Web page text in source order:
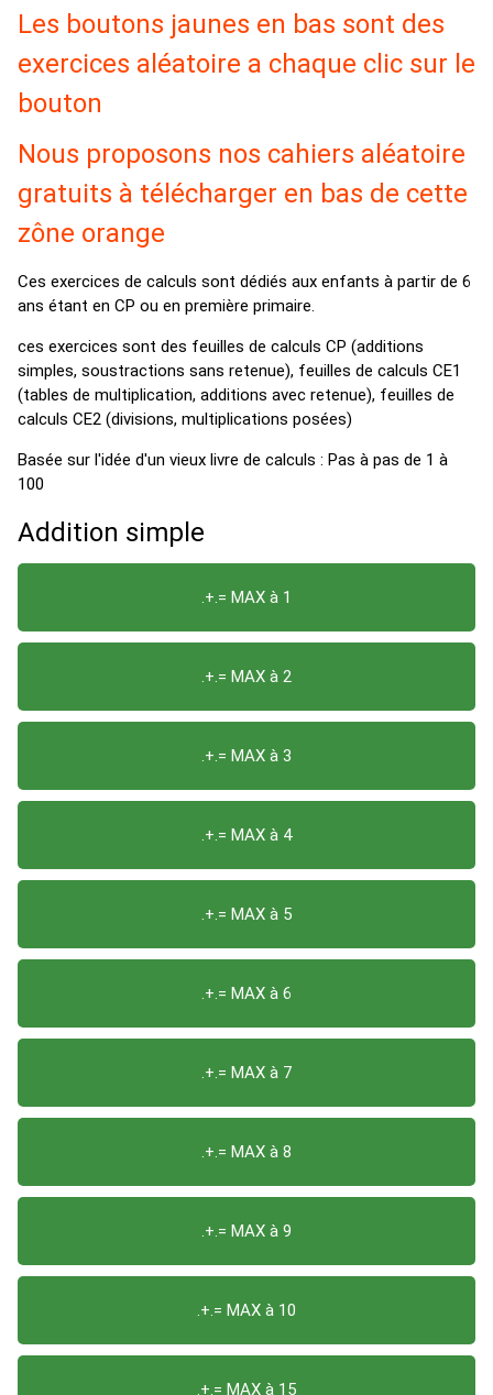
Les boutons jaunes en bas sont des
exercices aléatoire a chaque clic sur le
bouton
Nous proposons nos cahiers aléatoire
gratuits à télécharger en bas de cette
zône orange
Ces exercices de calculs sont dédiés aux enfants à partir de 6
ans étant en CP ou en première primaire.
ces exercices sont des feuilles de calculs CP (additions
simples, soustractions sans retenue), feuilles de calculs CE1
(tables de multiplication, additions avec retenue), feuilles de
calculs CE2 (divisions, multiplications posées)
Basée sur l'idée d'un vieux livre de calculs : Pas à pas de 1 à
100
Addition simple
.+.= MAX à 1
.+.= MAX à 2
.+.= MAX à 3
.+.= MAX à 4
.+.= MAX à 5
.+.= MAX à 6
.+.= MAX à 7
.+.= MAX à 8
.+.= MAX à 9
.+.= MAX à 10
.+.= MAX à 15